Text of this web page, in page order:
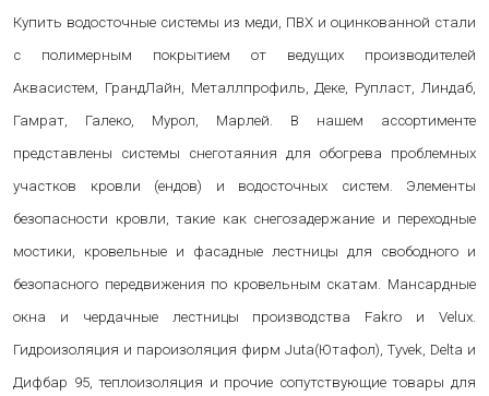
Купить водосточные системы из меди, ПВХ и оцинкованной стали
с полимерным покрытием от ведущих производителей
Аквасистем, ГрандЛайн, Металлпрофиль, Деке, Рупласт, Линдаб,
Гамрат, Галеко, Мурол, Марлей. В нашем ассортименте
представлены системы снеготаяния для обогрева проблемных
участков кровли (ендов) и водосточных систем. Элементы
безопасности кровли, такие как снегозадержание и переходные
мостики, кровельные и фасадные лестницы для свободного и
безопасного передвижения по кровельным скатам. Мансардные
окна и чердачные лестницы производства Fakro и Velux.
Гидроизоляция и пароизоляция фирм Juta(Ютафол), Tyvek, Delta и
Дифбар 95, теплоизоляция и прочие сопутствующие товары для